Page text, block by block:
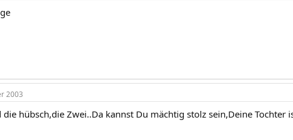
2003
die hübsch,die Zwei..Da kannst Du mächtig stolz sein,Deine Tochter